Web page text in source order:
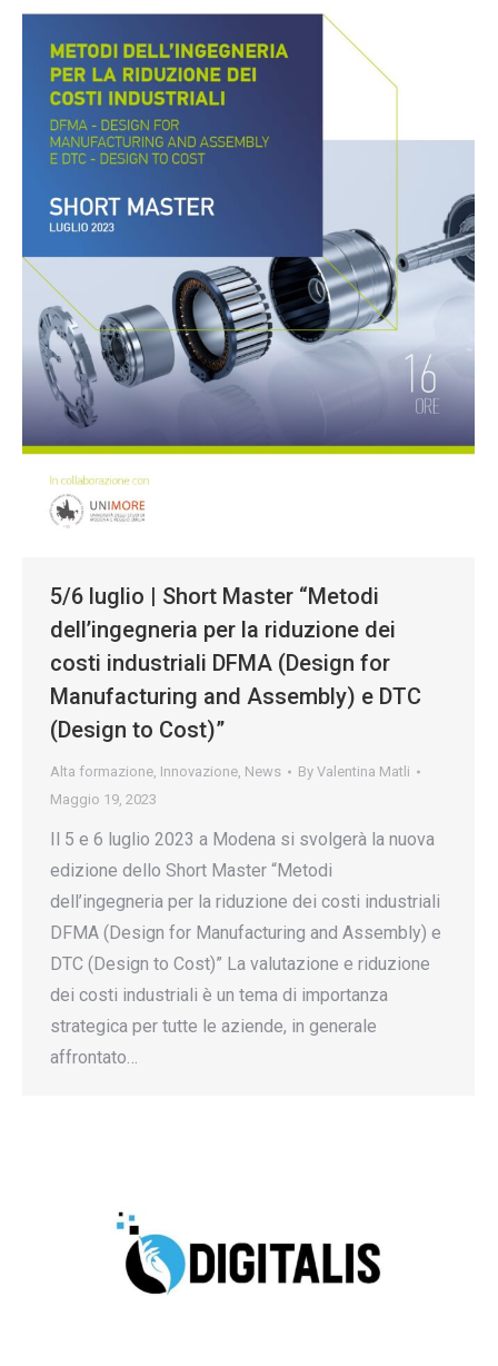
5/6 luglio | Short Master “Metodi
dell’ingegneria per la riduzione dei
costi industriali DFMA (Design for
Manufacturing and Assembly) e DTC
(Design to Cost)”
Alta formazione, Innovazione, News By Valentina Matli
Maggio 19, 2023
Il 5 e 6 luglio 2023 a Modena si svolgerà la nuova
edizione dello Short Master “Metodi
dell’ingegneria per la riduzione dei costi industriali
DFMA (Design for Manufacturing and Assembly) e
DTC (Design to Cost)” La valutazione e riduzione
dei costi industriali è un tema di importanza
strategica per tutte le aziende, in generale
affrontato…